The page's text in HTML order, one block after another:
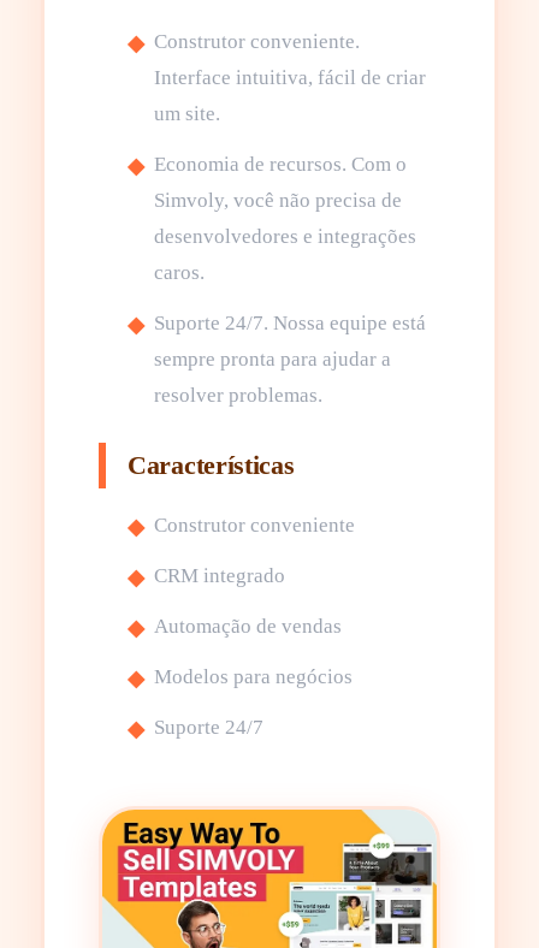
Construtor conveniente.
Interface intuitiva, fácil de criar
um site.
Economia de recursos. Com o
Simvoly, você não precisa de
desenvolvedores e integrações
caros.
Suporte 24/7. Nossa equipe está
sempre pronta para ajudar a
resolver problemas.
Características
Construtor conveniente
CRM integrado
Automação de vendas
Modelos para negócios
Suporte 24/7